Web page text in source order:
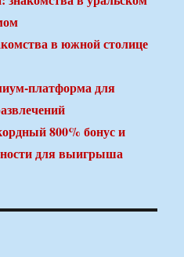
в южной столице
платформа для
800% бонус и
для выигрыша